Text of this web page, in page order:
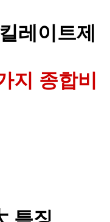
레이트제
지 종합비